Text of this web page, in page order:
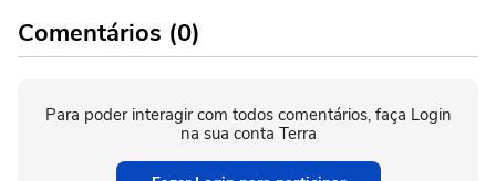
Comentários (0)
Para poder interagir com todos comentários, faça Login
na sua conta Terra